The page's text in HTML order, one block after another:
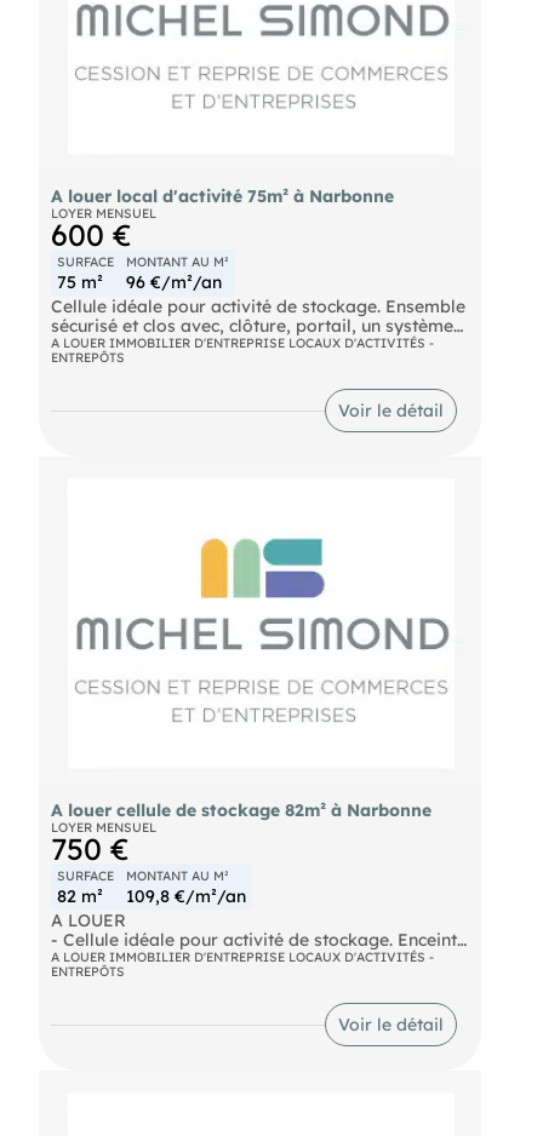
A louer local d'activité 75m² à Narbonne
LOYER MENSUEL
600 €
SURFACE
75 m²
MONTANT AU M²
96 €/m²/an
Cellule idéale pour activité de stockage. Ensemble
sécurisé et clos avec, clôture, portail, un système
de contrôle d'accès et de vidéosurveillance avec
serveur. Environnement calme et discret. Accès
poids lourds. Proche autoroute, dossier sur
demande. Loyer mensuel : 600 HT€
A LOUER IMMOBILIER D'ENTREPRISE LOCAUX D'ACTIVITÉS -
ENTREPÔTS
Voir le détail
A louer cellule de stockage 82m² à Narbonne
LOYER MENSUEL
750 €
SURFACE
82 m²
MONTANT AU M²
109,8 €/m²/an
A LOUER
- Cellule idéale pour activité de stockage. Enceinte
sécurisée, proche de l'autoroute. Gaines et fluides
en attentes, parking, accès PL. Dossier sur
A LOUER IMMOBILIER D'ENTREPRISE LOCAUX D'ACTIVITÉS -
ENTREPÔTS
Voir le détail